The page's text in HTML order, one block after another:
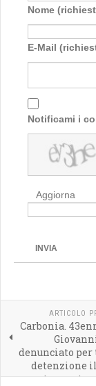
Nome
E-Mail
Notificami i
Aggiorna
INVIA
ARTICOLO
Carbonia.
denunciato per
detenzione
sostanza